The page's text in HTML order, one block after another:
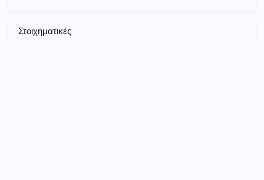
Στοιχηματικές